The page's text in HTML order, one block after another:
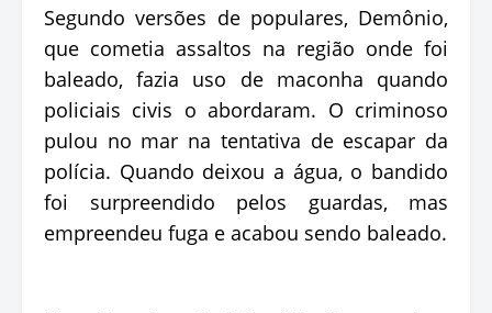
Segundo versões de populares, Demônio,
que cometia assaltos na região onde foi
baleado, fazia uso de maconha quando
policiais civis o abordaram. O criminoso
pulou no mar na tentativa de escapar da
polícia. Quando deixou a água, o bandido
foi surpreendido pelos guardas, mas
empreendeu fuga e acabou sendo baleado.